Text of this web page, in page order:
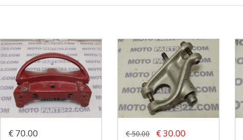
€ 70.00 € 50.00 € 30.00